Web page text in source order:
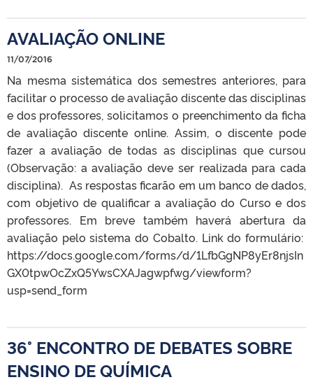
AVALIAÇÃO ONLINE
11/07/2016
Na mesma sistemática dos semestres anteriores, para
facilitar o processo de avaliação discente das disciplinas
e dos professores, solicitamos o preenchimento da ficha
de avaliação discente online. Assim, o discente pode
fazer a avaliação de todas as disciplinas que cursou
(Observação: a avaliação deve ser realizada para cada
disciplina). As respostas ficarão em um banco de dados,
com objetivo de qualificar a avaliação do Curso e dos
professores. Em breve também haverá abertura da
avaliação pelo sistema do Cobalto. Link do formulário:
https://docs.google.com/forms/d/1LfbGgNP8yEr8njsIn
GX0tpwOcZxQ5YwsCXAJagwpfwg/viewform?
usp=send_form
36° ENCONTRO DE DEBATES SOBRE
ENSINO DE QUÍMICA